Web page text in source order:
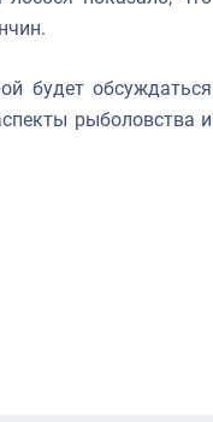
будет обсуждаться
рыболовства и